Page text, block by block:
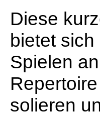
Diese
bietet
Spielen
solieren